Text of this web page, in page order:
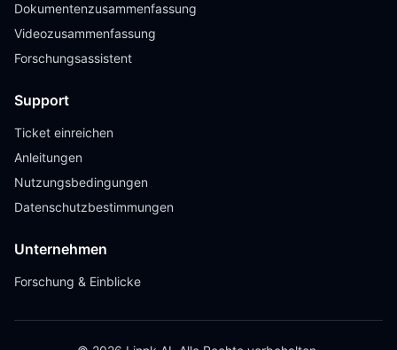
Dokumentenzusammenfassung
Videozusammenfassung
Forschungsassistent
Support
Ticket einreichen
Anleitungen
Nutzungsbedingungen
Datenschutzbestimmungen
Unternehmen
Forschung & Einblicke